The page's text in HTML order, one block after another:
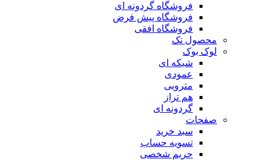
فروشگاه گردونه ای
فروشگاه پیش فرض
فروشگاه افقی
محصول تک
لوک بوک
شبکه ای
عمودی
مترویی
هم تراز
گردونه ای
صفحات
سبد خرید
تسویه حساب
حریم شخصی